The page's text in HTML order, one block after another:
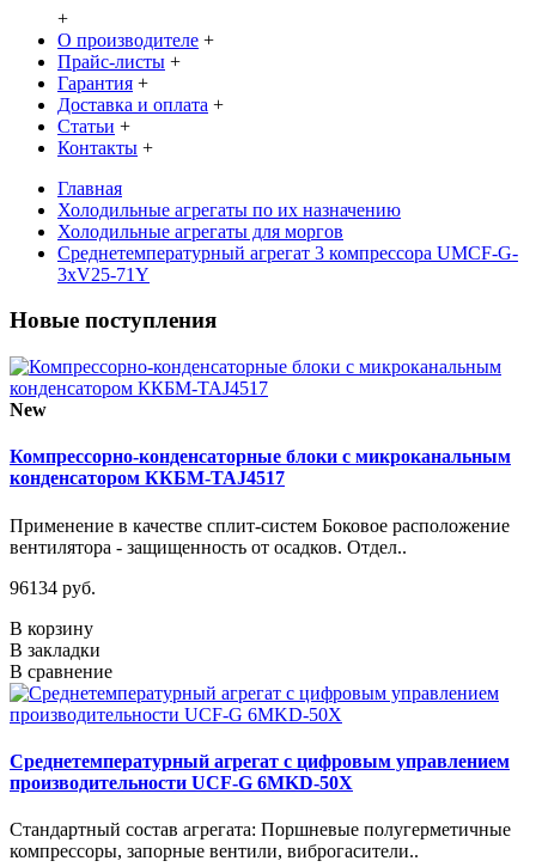
+
О производителе +
Прайс-листы +
Гарантия +
Доставка и оплата +
Статьи +
Контакты +
Главная
Холодильные агрегаты по их назначению
Холодильные агрегаты для моргов
Среднетемпературный агрегат 3 компрессора UMCF-G-
3xV25-71Y
Новые поступления
New
Компрессорно-конденсаторные блоки с микроканальным
конденсатором ККБМ-TAJ4517
Применение в качестве сплит-систем Боковое расположение
вентилятора - защищенность от осадков. Отдел..
96134 руб.
В корзину
В закладки
В сравнение
Среднетемпературный агрегат с цифровым управлением
производительности UCF-G 6MKD-50X
Стандартный состав агрегата: Поршневые полугерметичные
компрессоры, запорные вентили, виброгасители..